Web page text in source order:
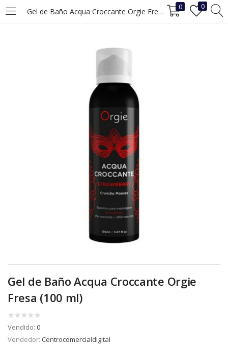
Gel de Baño Acqua Croccante Orgie Fresa (100 ml) 0 0
INICIAR SESIÓN REGISTRO
Ingrese su nombre de usuario y contraseña para iniciar sesión.
Iniciar Sesión
¿Ha perdido la contraseña?
Gel de Baño Acqua Croccante Orgie
Fresa (100 ml)
Vendido: 0
Vendedor: Centrocomercialdigital